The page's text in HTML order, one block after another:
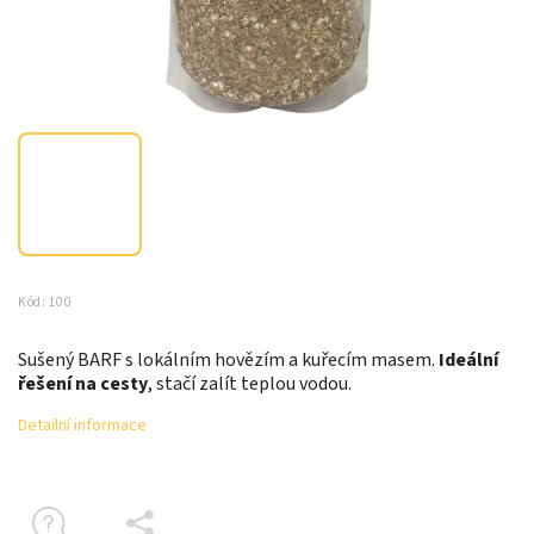
Kód: 100
Sušený BARF s lokálním hovězím a kuřecím masem. Ideální
řešení na cesty, stačí zalít teplou vodou.
Detailní informace